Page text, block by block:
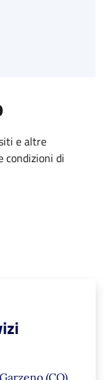
e altre
condizioni di